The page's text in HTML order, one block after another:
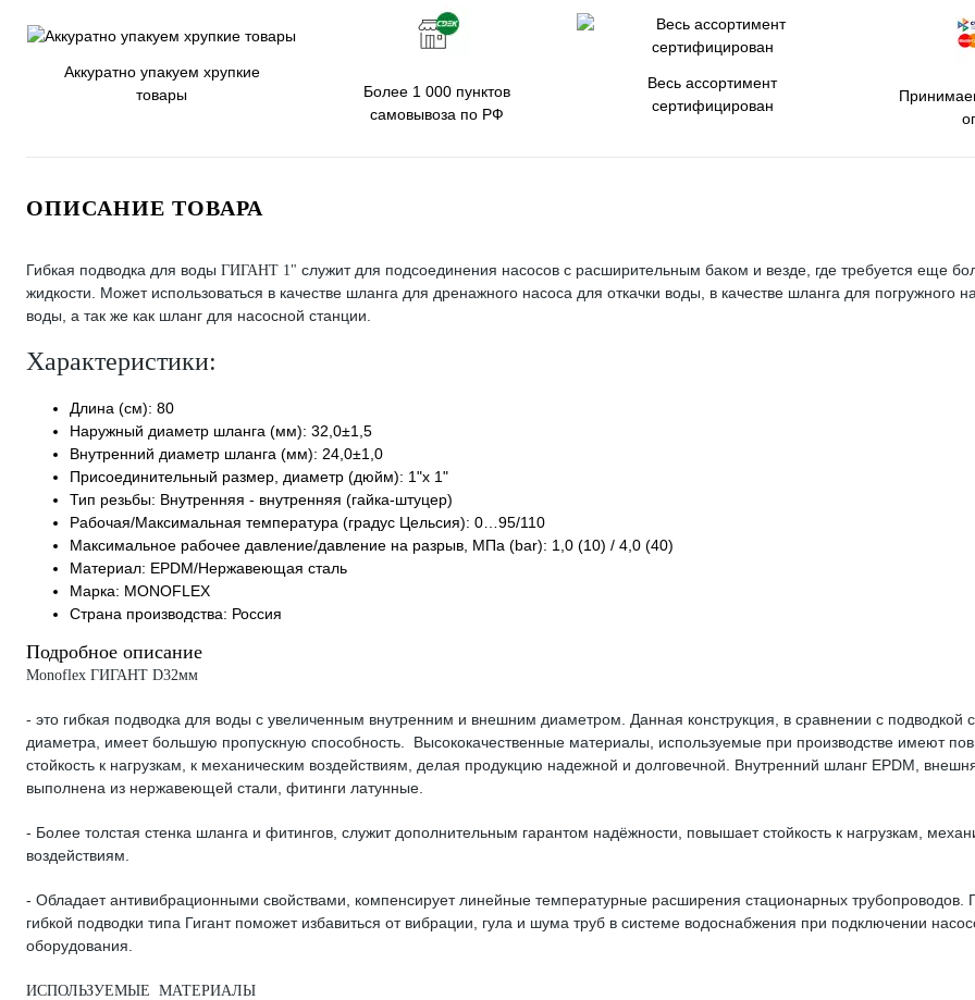
Аккуратно упакуем хрупкие
товары
Более 1 000 пунктов
самовывоза по РФ
Весь ассортимент
сертифицирован
ОПИСАНИЕ ТОВАРА
Гибкая подводка для воды ГИГАНТ 1" служит для подсоединения насосов с расширительным баком и везде, где требуется еще
жидкости. Может использоваться в качестве шланга для дренажного насоса для откачки воды, в качестве шланга для погружного
воды, а так же как шланг для насосной станции.
Характеристики:
Длина (см): 80
Наружный диаметр шланга (мм): 32,0±1,5
Внутренний диаметр шланга (мм): 24,0±1,0
Присоединительный размер, диаметр (дюйм): 1"х 1"
Тип резьбы: Внутренняя - внутренняя (гайка-штуцер)
Рабочая/Максимальная температура (градус Цельсия): 0…95/110
Максимальное рабочее давление/давление на разрыв, МПа (bar): 1,0 (10) / 4,0 (40)
Материал: EPDM/Нержавеющая сталь
Марка: MONOFLEX
Страна производства: Россия
Подробное описание
Monoflex ГИГАНТ D32мм
- это гибкая подводка для воды с увеличенным внутренним и внешним диаметром. Данная конструкция, в сравнении с подводкой
диаметра, имеет большую пропускную способность. Высококачественные материалы, используемые при производстве имеют
стойкость к нагрузкам, к механическим воздействиям, делая продукцию надежной и долговечной. Внутренний шланг EPDM,
выполнена из нержавеющей стали, фитинги латунные.
- Более толстая стенка шланга и фитингов, служит дополнительным гарантом надёжности, повышает стойкость к нагрузкам,
воздействиям.
- Обладает антивибрационными свойствами, компенсирует линейные температурные расширения стационарных трубопроводов.
гибкой подводки типа Гигант поможет избавиться от вибрации, гула и шума труб в системе водоснабжения при подключении
оборудования.
ИСПОЛЬЗУЕМЫЕ МАТЕРИАЛЫ